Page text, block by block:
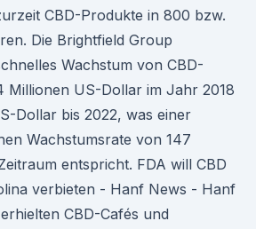
CBD-Produkte in 800 bzw.
Die Brightfield Group
Wachstum von CBD-
Millionen US-Dollar im Jahr 2018
Dollar bis 2022, was einer
Wachstumsrate von 147
entspricht. FDA will CBD
verbieten - Hanf News - Hanf
CBD-Cafés und